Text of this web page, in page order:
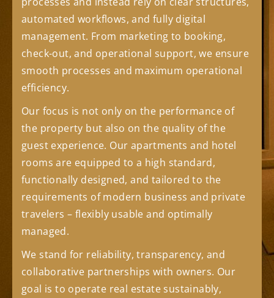
automated workflows, and fully digital
management. From marketing to booking,
check-out, and operational support, we ensure
smooth processes and maximum operational
efficiency.
Our focus is not only on the performance of
the property but also on the quality of the
guest experience. Our apartments and hotel
rooms are equipped to a high standard,
functionally designed, and tailored to the
requirements of modern business and private
travelers – flexibly usable and optimally
managed.
We stand for reliability, transparency, and
collaborative partnerships with owners. Our
goal is to operate real estate sustainably,